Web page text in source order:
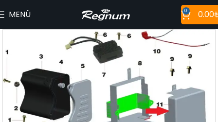
MENÜ 0 0.00